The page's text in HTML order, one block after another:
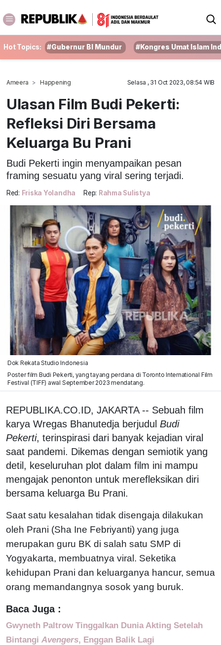
Hot Topics: #Gubernur BI Mundur #Kongres Umat Islam
Ameera Happening Selasa , 31 Oct 2023, 08:54 WIB
Ulasan Film Budi Pekerti:
Refleksi Diri Bersama
Keluarga Bu Prani
Budi Pekerti ingin menyampaikan pesan
framing sesuatu yang viral sering terjadi.
Red: Friska Yolandha Rep: Rahma Sulistya
Dok Rekata Studio Indonesia
Poster film Budi Pekerti, yang tayang perdana di Toronto International Film
Festival (TIFF) awal September 2023 mendatang.
REPUBLIKA.CO.ID, JAKARTA -- Sebuah film
karya Wregas Bhanutedja berjudul Budi
Pekerti, terinspirasi dari banyak kejadian viral
saat pandemi. Dikemas dengan semiotik yang
detil, keseluruhan plot dalam film ini mampu
mengajak penonton untuk merefleksikan diri
bersama keluarga Bu Prani.
Saat satu kesalahan tidak disengaja dilakukan
oleh Prani (Sha Ine Febriyanti) yang juga
merupakan guru BK di salah satu SMP di
Yogyakarta, membuatnya viral. Seketika
kehidupan Prani dan keluarganya hancur, semua
orang memandangnya sosok yang buruk.
Baca Juga :
Gwyneth Paltrow Tinggalkan Dunia Akting Setelah
Bintangi Avengers, Enggan Balik Lagi